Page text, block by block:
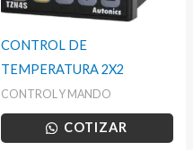
CONTROL DE
TEMPERATURA 2X2
CONTROL Y MANDO
COTIZAR